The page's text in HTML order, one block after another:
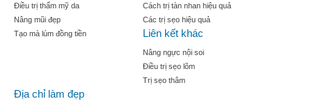
Điều trị thẩm mỹ da
Nâng mũi đẹp
Tạo mà lúm đồng tiền
Cách trị tàn nhan hiệu quả
Các trị sẹo hiệu quả
Liên kết khác
Nâng ngực nội soi
Điều trị sẹo lõm
Trị sẹo thâm
Địa chỉ làm đẹp